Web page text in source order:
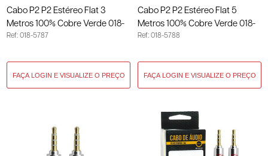
Cabo P2 P2 Estéreo Flat 3
Metros 100% Cobre Verde 018-
5787
Ref: 018-5787
Cabo P2 P2 Estéreo Flat 5
Metros 100% Cobre Verde 018-
5788
Ref: 018-5788